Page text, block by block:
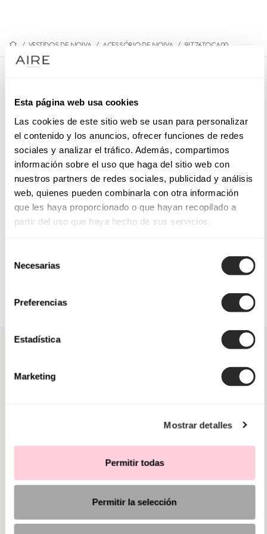
Esta página web usa cookies
Las cookies de este sitio web se usan para personalizar
el contenido y los anuncios, ofrecer funciones de redes
sociales y analizar el tráfico. Además, compartimos
información sobre el uso que haga del sitio web con
nuestros partners de redes sociales, publicidad y análisis
web, quienes pueden combinarla con otra información
que les haya proporcionado o que hayan recopilado a
partir del uso que haya hecho de sus servicios.
Necesarias
Preferencias
Estadística
Marketing
Mostrar detalles
Permitir todas
Permitir la selección
/ VESTIDOS DE NOIVA / ACESSÓRIO DE NOIVA / 9LT76TOCA00
Coroa de noiva e estilo moderno. Elaborado com rede e
flores de tecido. Outfit MB Accessories de tendência.
SOLICITE UMA MARCAÇÃO
PRECISA DE AJUDA?
PONTOS DE VENDA